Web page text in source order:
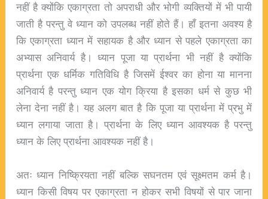
नहीं है क्योंकि एकाग्रता तो अपराधी और भोगी व्यक्तियों में भी पायी
जाती है परन्तु वे ध्यान को उपलब्ध नहीं होते हैं। हाँ इतना अवश्य है
कि एकाग्रता ध्यान में सहायक है और ध्यान से पहले एकाग्रता का
अभ्यास अनिवार्य है। ध्यान पूजा या प्रार्थना भी नहीं है क्योंकि
प्रार्थना एक धर्मिक गतिविधि है जिसमें ईश्वर का होना या मानना
अनिवार्य है परन्तु ध्यान एक योग क्रिया है इसका धर्म से कुछ भी
लेना देना नहीं है। यह अलग बात है कि पूजा या प्रार्थना में प्रभु में
ध्यान लगाया जाता है। प्रार्थना के लिए ध्यान आवश्यक है परन्तु
ध्यान के लिए प्रार्थना आवश्यक नहीं है।
अतः ध्यान निष्क्रियता नहीं बल्कि सघनतम एवं सूक्ष्मतम कर्म है।
ध्यान किसी विषय पर एकाग्रता न होकर सभी विषयों से पार जाना